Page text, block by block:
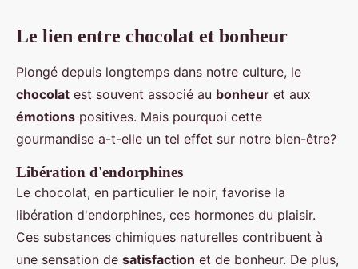
Le lien entre chocolat et bonheur
Plongé depuis longtemps dans notre culture, le
chocolat est souvent associé au bonheur et aux
émotions positives. Mais pourquoi cette
gourmandise a-t-elle un tel effet sur notre bien-être?
Libération d'endorphines
Le chocolat, en particulier le noir, favorise la
libération d'endorphines, ces hormones du plaisir.
Ces substances chimiques naturelles contribuent à
une sensation de satisfaction et de bonheur. De plus,